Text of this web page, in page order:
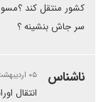
کشور منتقل کند
سر جاش بنشینه ؟
ناشناس ۰۵ اردیبهشت ۱۴۰۴ | ۰۰:۱۶
انتقال